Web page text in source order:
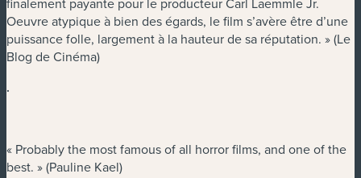
Oeuvre atypique à bien des égards, le film s’avère être d’une
puissance folle, largement à la hauteur de sa réputation. » (Le
Blog de Cinéma)
.
« Probably the most famous of all horror films, and one of the
best. » (Pauline Kael)